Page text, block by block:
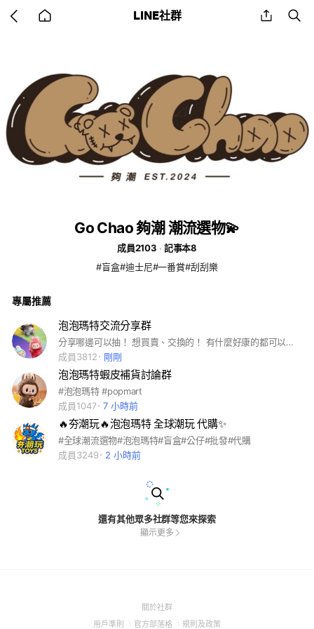
back LINE社群 share
Go Chao 夠潮 潮流選物💫
成員2103
記事本8
#盲盒#迪士尼#一番賞#刮刮樂
專屬推薦
泡泡瑪特交流分享群
分享哪邊可以抽！ 想買賣、交換的！ 有什麼好康的都可以在上面互相分享 歡迎歡迎！ 不要吵架也不要有詐騙！ 一旦發生就請離開！
成員3812
剛剛
泡泡瑪特蝦皮補貨討論群
#泡泡瑪特 #popmart
成員1047
7 小時前
🔥夯潮玩🔥泡泡瑪特 全球潮玩 代購✨
#全球潮流選物#泡泡瑪特#盲盒#公仔#批發#代購
成員3249
2 小時前
還有其他眾多社群等您來探索
顯示更多
關於社群(Open
用戶準則 (Open
官方部落格 (Open
規則及政策(Open